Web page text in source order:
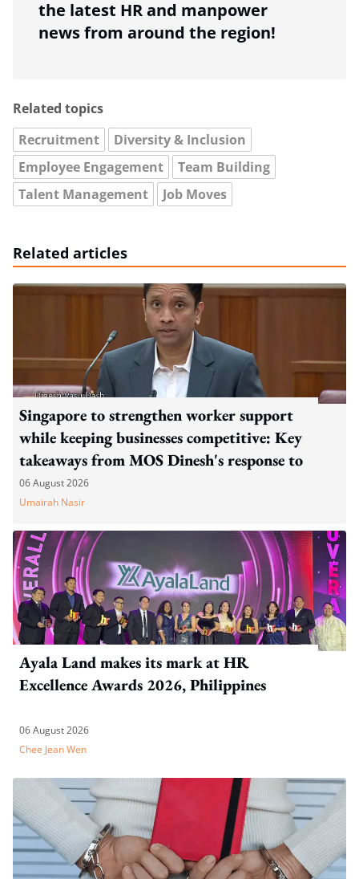
the latest HR and manpower
news from around the region!
Related topics
Recruitment
Diversity & Inclusion
Employee Engagement
Team Building
Talent Management
Job Moves
Related articles
Singapore to strengthen worker support
while keeping businesses competitive: Key
takeaways from MOS Dinesh's response to
WP's motion
06 August 2026
Umairah Nasir
Ayala Land makes its mark at HR
Excellence Awards 2026, Philippines
06 August 2026
Chee Jean Wen